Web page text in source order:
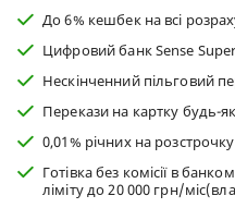
До 6% кешбек на всі
Цифровий банк Sense
Нескінченний пільговий
Перекази на картку будь-
0,01% річних на
Готівка без комісії в
ліміту до 20 000 грн/